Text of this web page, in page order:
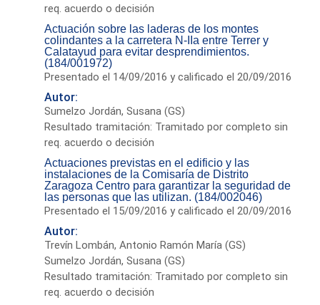
req. acuerdo o decisión
Actuación sobre las laderas de los montes
colindantes a la carretera N-IIa entre Terrer y
Calatayud para evitar desprendimientos.
(184/001972)
Presentado el 14/09/2016 y calificado el 20/09/2016
Autor:
Sumelzo Jordán, Susana (GS)
Resultado tramitación: Tramitado por completo sin
req. acuerdo o decisión
Actuaciones previstas en el edificio y las
instalaciones de la Comisaría de Distrito
Zaragoza Centro para garantizar la seguridad de
las personas que las utilizan. (184/002046)
Presentado el 15/09/2016 y calificado el 20/09/2016
Autor:
Trevín Lombán, Antonio Ramón María (GS)
Sumelzo Jordán, Susana (GS)
Resultado tramitación: Tramitado por completo sin
req. acuerdo o decisión